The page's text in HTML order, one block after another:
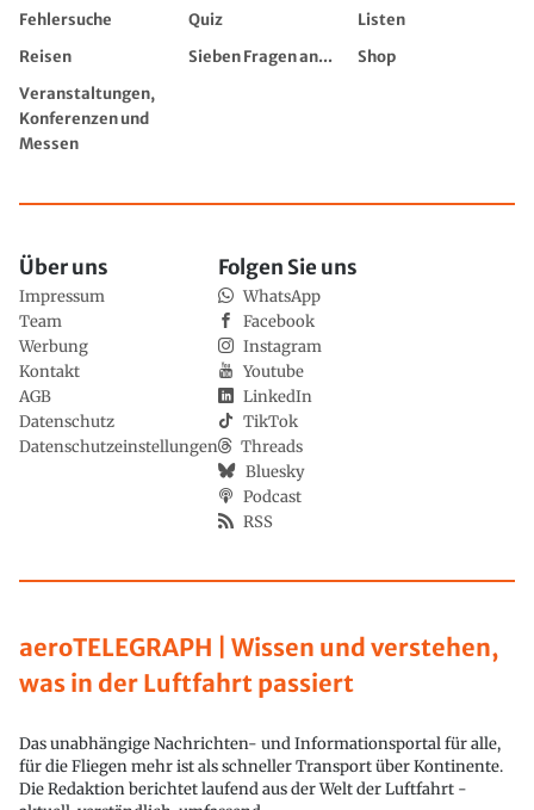
Fehlersuche
Quiz
Listen
Reisen
Sieben Fragen an...
Shop
Veranstaltungen,
Konferenzen und
Messen
aeroTELEGRAPH | Wissen und verstehen,
was in der Luftfahrt passiert
Das unabhängige Nachrichten- und Informationsportal für alle,
für die Fliegen mehr ist als schneller Transport über Kontinente.
Die Redaktion berichtet laufend aus der Welt der Luftfahrt -
Über uns
Impressum
Team
Werbung
Kontakt
AGB
Datenschutz
Datenschutzeinstellungen
Folgen Sie uns
WhatsApp
Facebook
Instagram
Youtube
LinkedIn
TikTok
Threads
Bluesky
Podcast
RSS